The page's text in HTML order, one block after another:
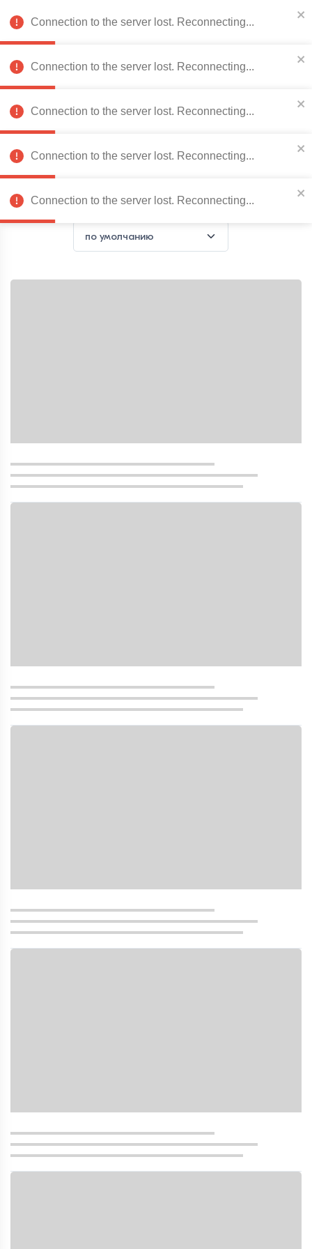
078 222 273 RO
Каталог товаров
0
Главная страница Мебель для кухни Кухонные столы
Ламинированные столы
Connection to the server lost. Reconnecting...
Connection to the server lost. Reconnecting...
Connection to the server lost. Reconnecting...
Connection to the server lost. Reconnecting...
Connection to the server lost. Reconnecting...